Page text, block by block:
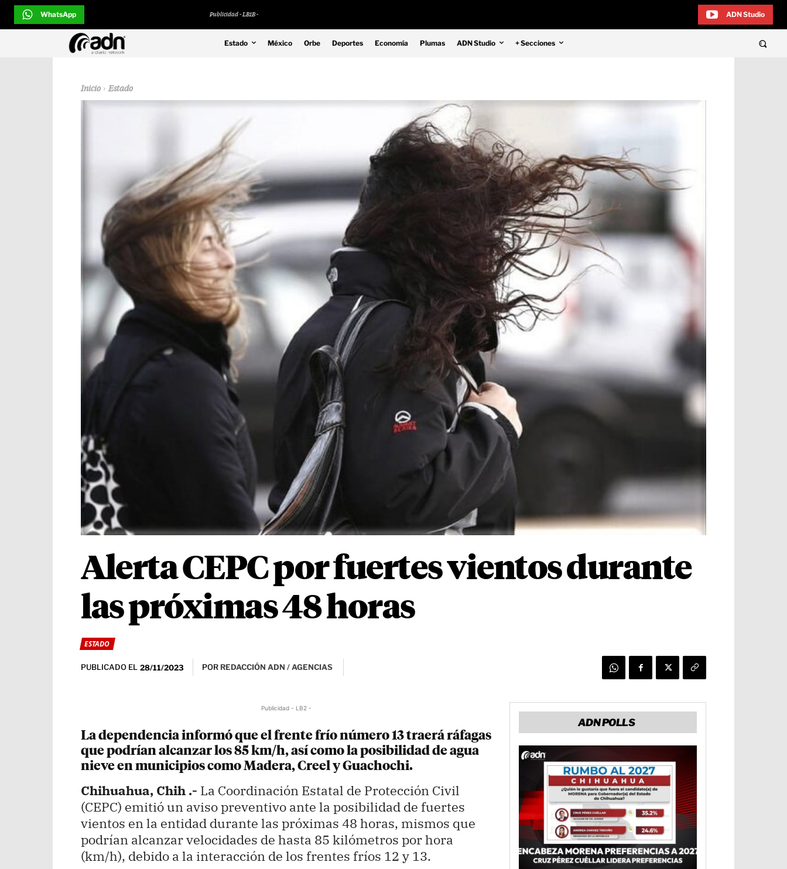
WhatsApp Publicidad - LB1B - ADN Studio
Estado México Orbe Deportes Economía Plumas ADN Studio + Secciones
Inicio Estado
Alerta CEPC por fuertes vientos durante
las próximas 48 horas
ESTADO
PUBLICADO EL 28/11/2023 POR REDACCIÓN ADN / AGENCIAS
Publicidad - LB2 -
La dependencia informó que el frente frío número 13 traerá ráfagas
que podrían alcanzar los 85 km/h, así como la posibilidad de agua
nieve en municipios como Madera, Creel y Guachochi.
Chihuahua, Chih .- La Coordinación Estatal de Protección Civil
(CEPC) emitió un aviso preventivo ante la posibilidad de fuertes
vientos en la entidad durante las próximas 48 horas, mismos que
podrían alcanzar velocidades de hasta 85 kilómetros por hora
(km/h), debido a la interacción de los frentes fríos 12 y 13.
ADN POLLS